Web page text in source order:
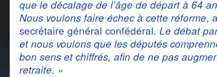
que le décalage de l’âge de départ à 64
Nous voulons faire échec à cette réforme,
secrétaire général confédéral. Le débat
et nous voulons que les députés
bon sens et chiffrés, afin de ne pas
retraite. »